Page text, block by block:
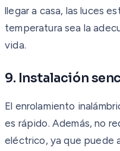
llegar a casa, las luces
temperatura sea la
vida.
9. Instalación
El enrolamiento
es rápido. Además, no
eléctrico, ya que puede